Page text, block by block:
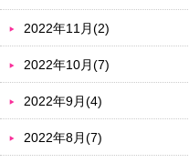
2022年11月(2)
2022年10月(7)
2022年9月(4)
2022年8月(7)